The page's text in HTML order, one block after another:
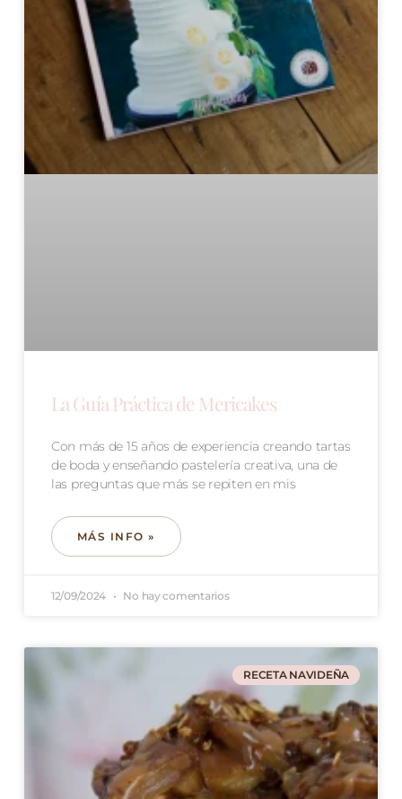
La Guía Práctica de Mericakes
Con más de 15 años de experiencia creando tartas
de boda y enseñando pastelería creativa, una de
las preguntas que más se repiten en mis
MÁS INFO »
12/09/2024 No hay comentarios
RECETA NAVIDEÑA